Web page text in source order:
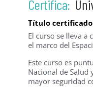
Certifica:
Título certificado
El curso se lleva a
el marco del
Este curso es
Nacional de Salud
mayor seguridad